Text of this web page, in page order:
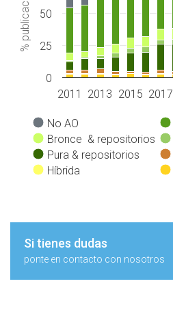
No AO
Bronce & repositorios
Pura & repositorios
Híbrida
2011 2013 2015 2017
0
25
50
Si tienes dudas
ponte en contacto con nosotros